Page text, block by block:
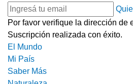
Por favor verifique la dirección de
Suscripción realizada con éxito.
El Mundo
Mi País
Saber Más